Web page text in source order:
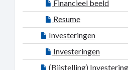
Financieel beeld
Resume
Investeringen
Investeringen
(Bijstelling)